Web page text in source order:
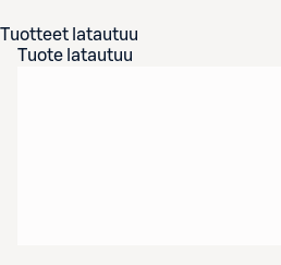
Tuotteet latautuu
Tuote latautuu